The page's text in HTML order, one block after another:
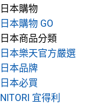
日本購物
日本購物 GO
日本商品分類
日本樂天官方嚴選
日本品牌
日本必買
NITORI 宜得利